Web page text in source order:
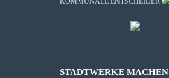
STADTWERKE MACHEN